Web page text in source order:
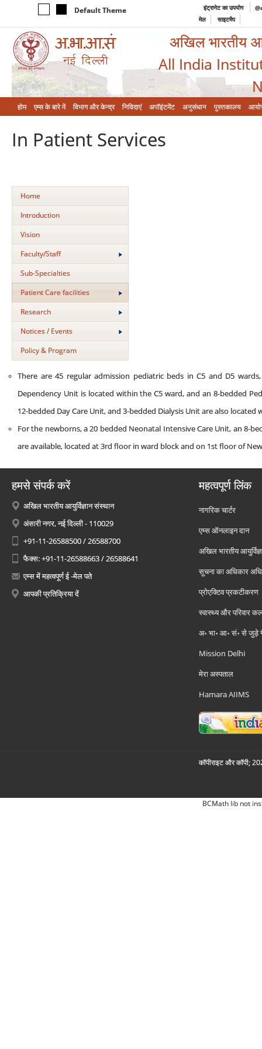
Default Theme इंट्रानेट का उपयोग
मेल
साइटमैप
अखिल भारतीय
All India
होम एम्‍स के बारे में विभाग और केन्‍द्र निविदाएं अपॉइंटमेंट अनुसंधान पुस्तकालय
In Patient Services
Home
Introduction
Vision
Faculty/Staff
Sub-Specialties
Patient Care facilities
Research
Notices / Events
Policy & Program
There are 45 regular admission pediatric beds in C5 and D5
Dependency Unit is located within the C5 ward, and an 8-bedded
12-bedded Day Care Unit, and 3-bedded Dialysis Unit are also located
For the newborns, a 20 bedded Neonatal Intensive Care Unit, an 8-
are available, located at 3rd floor in ward block and on 1st floor of
हमसे संपर्क करें
अखिल भारतीय आयुर्विज्ञान संस्थान
अंसारी नगर, नई दिल्ली - 110029
+91-11-26588500 / 26588700
फैक्स: +91-11-26588663 / 26588641
एम्स में महत्वपूर्ण ई -मेल पते
आपकी प्रतिक्रिया दें
महत्वपूर्ण लिंक
नागरिक चार्टर
एम्स ऑनलाइन दान
अखिल भारतीय
सूचना का अधिकार
प्रोएक्टिव प्रकटीकरण
स्वास्थ्य और परिवार
अ॰ भा॰ आ॰ सं॰ से जुड़े
Mission Delhi
मेरा अस्पताल
Hamara AIIMS
कॉपीराइट और कॉपी;
BCMath lib not